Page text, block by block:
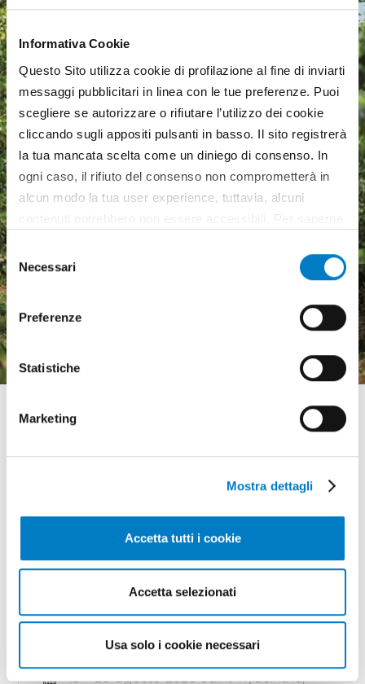
Informativa Cookie
Questo Sito utilizza cookie di profilazione al fine di inviarti
messaggi pubblicitari in linea con le tue preferenze. Puoi
scegliere se autorizzare o rifiutare l’utilizzo dei cookie
cliccando sugli appositi pulsanti in basso. Il sito registrerà
la tua mancata scelta come un diniego di consenso. In
ogni caso, il rifiuto del consenso non comprometterà in
alcun modo la tua user experience, tuttavia, alcuni
all’utilizzo di tutti, o solamente di alcuni di essi, ti
Selezione
del
consenso
Necessari
Preferenze
Statistiche
Marketing
Mostra dettagli
Accetta tutti i cookie
Accetta selezionati
Usa solo i cookie necessari
Macchine agricole, mercato
l'incertezza economica
GLI APPUNTAMENTI
della meccanizzazione
18 - 20 agosto 2026 Gunnedah, Nsw
(Australia)
AGQUIP FIELD DAYS
18 - 20 agosto 2026 Saint-Hyacinthe,